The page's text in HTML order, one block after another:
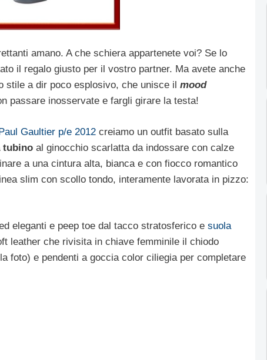
amano. A che schiera appartenete voi? Se lo
il regalo giusto per il vostro partner. Ma avete anche
stile a dir poco esplosivo, che unisce il mood
passare inosservate e fargli girare la testa!
Gaultier p/e 2012 creiamo un outfit basato sulla
tubino al ginocchio scarlatta da indossare con calze
a una cintura alta, bianca e con fiocco romantico
slim con scollo tondo, interamente lavorata in pizzo:
eleganti e peep toe dal tacco stratosferico e suola
leather che rivisita in chiave femminile il chiodo
foto) e pendenti a goccia color ciliegia per completare